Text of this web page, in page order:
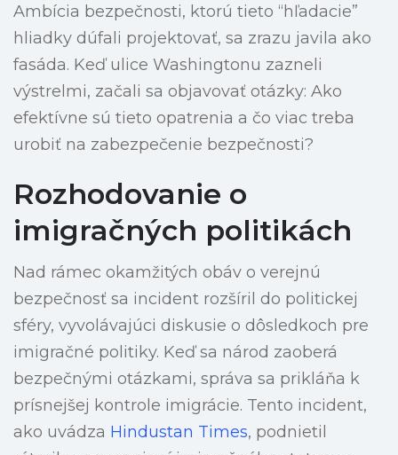
Ambícia bezpečnosti, ktorú tieto “hľadacie”
hliadky dúfali projektovať, sa zrazu javila ako
fasáda. Keď ulice Washingtonu zazneli
výstrelmi, začali sa objavovať otázky: Ako
efektívne sú tieto opatrenia a čo viac treba
urobiť na zabezpečenie bezpečnosti?
Rozhodovanie o
imigračných politikách
Nad rámec okamžitých obáv o verejnú
bezpečnosť sa incident rozšíril do politickej
sféry, vyvolávajúci diskusie o dôsledkoch pre
imigračné politiky. Keď sa národ zaoberá
bezpečnými otázkami, správa sa prikláňa k
prísnejšej kontrole imigrácie. Tento incident,
ako uvádza Hindustan Times, podnietil